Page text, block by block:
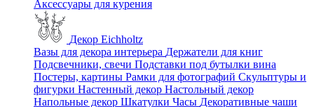
Аксессуары для курения
Декор Eichholtz
Вазы для декора интерьера Держатели для книг
Подсвечники, свечи Подставки под бутылки вина
Постеры, картины Рамки для фотографий Скульптуры и
фигурки Настенный декор Настольный декор
Напольные декор Шкатулки Часы Декоративные чаши